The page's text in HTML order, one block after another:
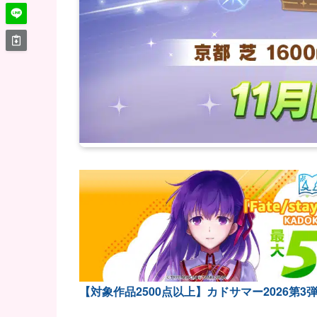
【対象作品2500点以上】カドサマー2026第3弾